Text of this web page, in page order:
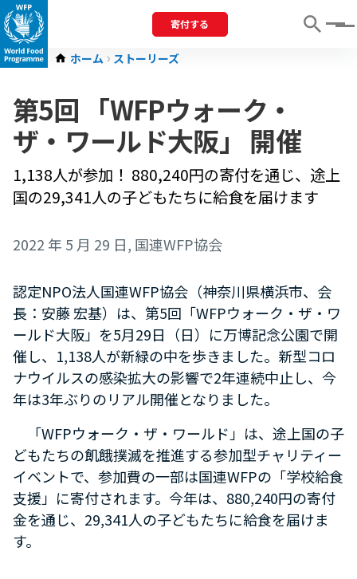
寄付する Menu
ホーム ストーリーズ
第5回 「WFPウォーク・
ザ・ワールド大阪」 開催
1,138人が参加！ 880,240円の寄付を通じ、途上
国の29,341人の子どもたちに給食を届けます
2022 年 5 月 29 日, 国連WFP協会
認定NPO法人国連WFP協会（神奈川県横浜市、会
長：安藤 宏基）は、第5回「WFPウォーク・ザ・ワ
ールド大阪」を5月29日（日）に万博記念公園で開
催し、1,138人が新緑の中を歩きました。新型コロ
ナウイルスの感染拡大の影響で2年連続中止し、今
年は3年ぶりのリアル開催となりました。
「WFPウォーク・ザ・ワールド」は、途上国の子
どもたちの飢餓撲滅を推進する参加型チャリティー
イベントで、参加費の一部は国連WFPの「学校給食
支援」に寄付されます。今年は、880,240円の寄付
金を通じ、29,341人の子どもたちに給食を届けま
す。